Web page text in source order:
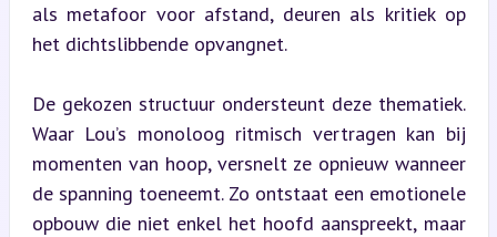
als metafoor voor afstand, deuren als kritiek op
het dichtslibbende opvangnet.
De gekozen structuur ondersteunt deze thematiek.
Waar Lou’s monoloog ritmisch vertragen kan bij
momenten van hoop, versnelt ze opnieuw wanneer
de spanning toeneemt. Zo ontstaat een emotionele
opbouw die niet enkel het hoofd aanspreekt, maar